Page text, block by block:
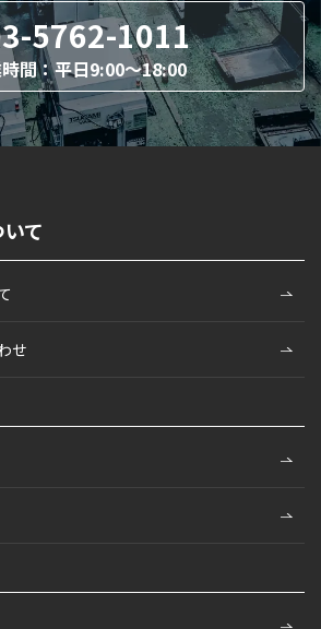
5762-1011
間：平日9:00〜18:00
て
せ